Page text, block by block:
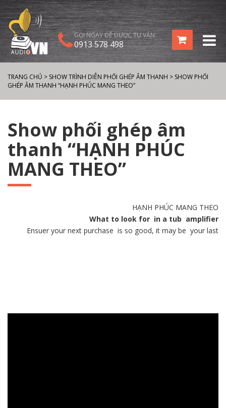
GỌI NGAY ĐỂ ĐƯỢC TƯ VẤN
0913 578 498
TRANG CHỦ > SHOW TRÌNH DIỄN PHỐI GHÉP ÂM THANH > SHOW PHỐI
GHÉP ÂM THANH “HẠNH PHÚC MANG THEO”
Show phối ghép âm
thanh “HẠNH PHÚC
MANG THEO”
HẠNH PHÚC MANG THEO
What to look for in a tub amplifier
Ensuer your next purchase is so good, it may be your last